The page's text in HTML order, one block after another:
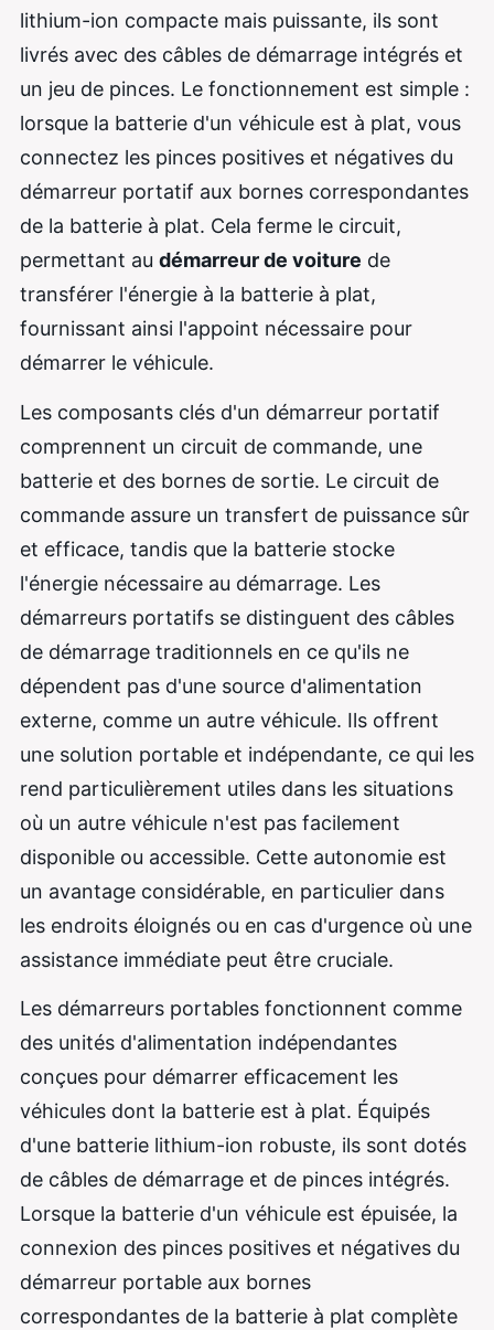
lithium-ion compacte mais puissante, ils sont
livrés avec des câbles de démarrage intégrés et
un jeu de pinces. Le fonctionnement est simple :
lorsque la batterie d'un véhicule est à plat, vous
connectez les pinces positives et négatives du
démarreur portatif aux bornes correspondantes
de la batterie à plat. Cela ferme le circuit,
permettant au démarreur de voiture de
transférer l'énergie à la batterie à plat,
fournissant ainsi l'appoint nécessaire pour
démarrer le véhicule.
Les composants clés d'un démarreur portatif
comprennent un circuit de commande, une
batterie et des bornes de sortie. Le circuit de
commande assure un transfert de puissance sûr
et efficace, tandis que la batterie stocke
l'énergie nécessaire au démarrage. Les
démarreurs portatifs se distinguent des câbles
de démarrage traditionnels en ce qu'ils ne
dépendent pas d'une source d'alimentation
externe, comme un autre véhicule. Ils offrent
une solution portable et indépendante, ce qui les
rend particulièrement utiles dans les situations
où un autre véhicule n'est pas facilement
disponible ou accessible. Cette autonomie est
un avantage considérable, en particulier dans
les endroits éloignés ou en cas d'urgence où une
assistance immédiate peut être cruciale.
Les démarreurs portables fonctionnent comme
des unités d'alimentation indépendantes
conçues pour démarrer efficacement les
véhicules dont la batterie est à plat. Équipés
d'une batterie lithium-ion robuste, ils sont dotés
de câbles de démarrage et de pinces intégrés.
Lorsque la batterie d'un véhicule est épuisée, la
connexion des pinces positives et négatives du
démarreur portable aux bornes
correspondantes de la batterie à plat complète